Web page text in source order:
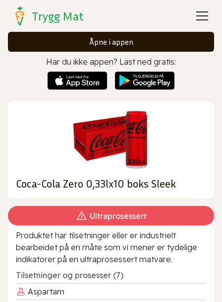
Trygg Mat
Åpne i appen
Har du ikke appen? Last ned gratis:
Coca-Cola Zero 0,33lx10 boks Sleek
Ultraprosessert
Produktet har tilsetninger eller er industrielt
bearbeidet på en måte som vi mener er tydelige
indikatorer på en ultraprosessert matvare.
Tilsetninger og prosesser (7)
Aspartam